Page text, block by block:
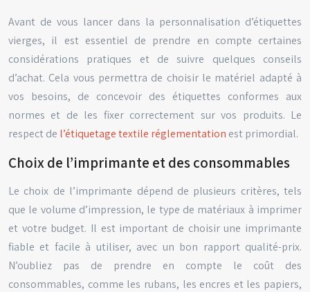
Avant de vous lancer dans la personnalisation d’étiquettes
vierges, il est essentiel de prendre en compte certaines
considérations pratiques et de suivre quelques conseils
d’achat. Cela vous permettra de choisir le matériel adapté à
vos besoins, de concevoir des étiquettes conformes aux
normes et de les fixer correctement sur vos produits. Le
respect de l’étiquetage textile réglementation est primordial.
Choix de l’imprimante et des consommables
Le choix de l’imprimante dépend de plusieurs critères, tels
que le volume d’impression, le type de matériaux à imprimer
et votre budget. Il est important de choisir une imprimante
fiable et facile à utiliser, avec un bon rapport qualité-prix.
N’oubliez pas de prendre en compte le coût des
consommables, comme les rubans, les encres et les papiers,